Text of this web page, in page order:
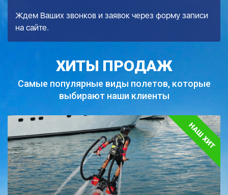
Ждем Ваших звонков и заявок через форму записи
на сайте.
ХИТЫ ПРОДАЖ
Самые популярные виды полетов, которые
выбирают наши клиенты